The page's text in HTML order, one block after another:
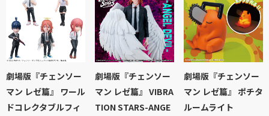
劇場版『チェンソー
マン レゼ篇』 ワール
ドコレクタブルフィ
劇場版『チェンソー
マン レゼ篇』 VIBRA
TION STARS-ANGE
劇場版『チェンソー
マン レゼ篇』 ポチタ
ルームライト